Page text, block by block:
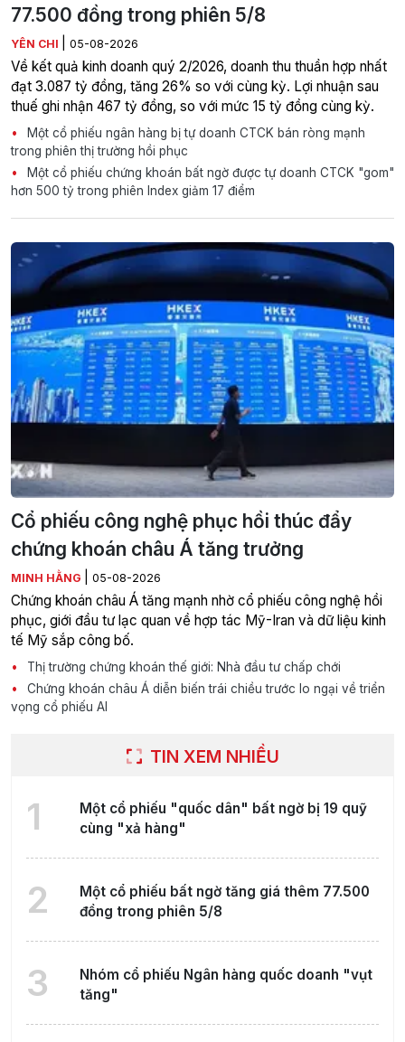
77.500 đồng trong phiên 5/8
YÊN CHI 05-08-2026
Về kết quả kinh doanh quý 2/2026, doanh thu thuần hợp nhất
đạt 3.087 tỷ đồng, tăng 26% so với cùng kỳ. Lợi nhuận sau
thuế ghi nhận 467 tỷ đồng, so với mức 15 tỷ đồng cùng kỳ.
Một cổ phiếu ngân hàng bị tự doanh CTCK bán ròng mạnh
trong phiên thị trường hồi phục
Một cổ phiếu chứng khoán bất ngờ được tự doanh CTCK "gom"
hơn 500 tỷ trong phiên Index giảm 17 điểm
Cổ phiếu công nghệ phục hồi thúc đẩy
chứng khoán châu Á tăng trưởng
MINH HẰNG 05-08-2026
Chứng khoán châu Á tăng mạnh nhờ cổ phiếu công nghệ hồi
phục, giới đầu tư lạc quan về hợp tác Mỹ-Iran và dữ liệu kinh
tế Mỹ sắp công bố.
Thị trường chứng khoán thế giới: Nhà đầu tư chấp chới
Chứng khoán châu Á diễn biến trái chiều trước lo ngại về triển
vọng cổ phiếu AI
TIN XEM NHIỀU
1
Một cổ phiếu "quốc dân" bất ngờ bị 19 quỹ
cùng "xả hàng"
2
Một cổ phiếu bất ngờ tăng giá thêm 77.500
đồng trong phiên 5/8
3
Nhóm cổ phiếu Ngân hàng quốc doanh "vụt
tăng"